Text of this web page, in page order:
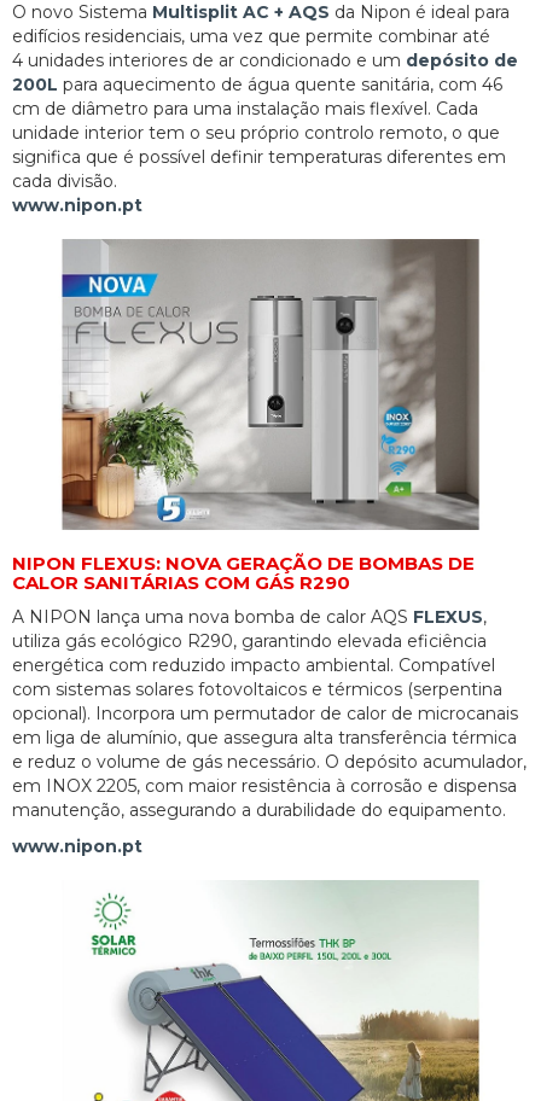
O novo Sistema Multisplit AC + AQS da Nipon é ideal para
edifícios residenciais, uma vez que permite combinar até
4 unidades interiores de ar condicionado e um depósito de
200L para aquecimento de água quente sanitária, com 46
cm de diâmetro para uma instalação mais flexível. Cada
unidade interior tem o seu próprio controlo remoto, o que
significa que é possível definir temperaturas diferentes em
cada divisão.
www.nipon.pt
NIPON FLEXUS: NOVA GERAÇÃO DE BOMBAS DE
CALOR SANITÁRIAS COM GÁS R290
A NIPON lança uma nova bomba de calor AQS FLEXUS,
utiliza gás ecológico R290, garantindo elevada eficiência
energética com reduzido impacto ambiental. Compatível
com sistemas solares fotovoltaicos e térmicos (serpentina
opcional). Incorpora um permutador de calor de microcanais
em liga de alumínio, que assegura alta transferência térmica
e reduz o volume de gás necessário. O depósito acumulador,
em INOX 2205, com maior resistência à corrosão e dispensa
manutenção, assegurando a durabilidade do equipamento.
www.nipon.pt